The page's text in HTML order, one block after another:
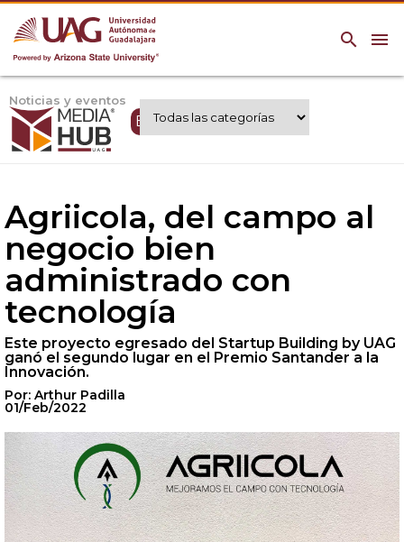
menu
search
Noticias y eventos
Expertos UAG
Agriicola, del campo al
negocio bien
administrado con
tecnología
Este proyecto egresado del Startup Building by UAG
ganó el segundo lugar en el Premio Santander a la
Innovación.
Por: Arthur Padilla
01/Feb/2022